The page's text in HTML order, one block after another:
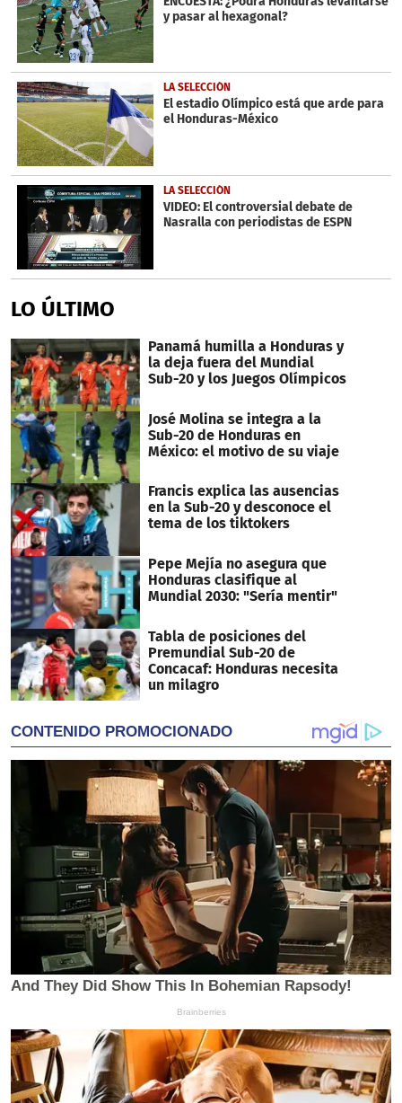
y pasar al hexagonal?
LA SELECCIÓN
El estadio Olímpico está que arde para
el Honduras-México
LA SELECCIÓN
VIDEO: El controversial debate de
Nasralla con periodistas de ESPN
LO ÚLTIMO
Panamá humilla a Honduras y
la deja fuera del Mundial
Sub-20 y los Juegos Olímpicos
José Molina se integra a la
Sub-20 de Honduras en
México: el motivo de su viaje
Francis explica las ausencias
en la Sub-20 y desconoce el
tema de los tiktokers
Pepe Mejía no asegura que
Honduras clasifique al
Mundial 2030: "Sería mentir"
Tabla de posiciones del
Premundial Sub-20 de
Concacaf: Honduras necesita
un milagro